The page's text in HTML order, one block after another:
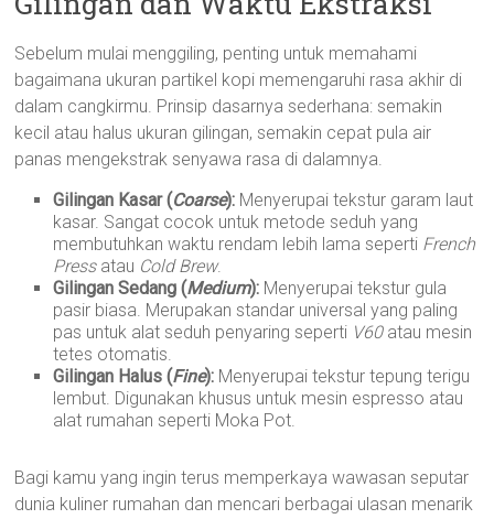
Sebelum mulai menggiling, penting untuk memahami
bagaimana ukuran partikel kopi memengaruhi rasa akhir di
dalam cangkirmu. Prinsip dasarnya sederhana: semakin
kecil atau halus ukuran gilingan, semakin cepat pula air
panas mengekstrak senyawa rasa di dalamnya.
Gilingan Kasar (Coarse): Menyerupai tekstur garam laut
kasar. Sangat cocok untuk metode seduh yang
membutuhkan waktu rendam lebih lama seperti French
Pressatau Cold Brew.
Gilingan Sedang (Medium): Menyerupai tekstur gula
pasir biasa. Merupakan standar universal yang paling
pas untuk alat seduh penyaring seperti V60atau mesin
tetes otomatis.
Gilingan Halus (Fine): Menyerupai tekstur tepung terigu
lembut. Digunakan khusus untuk mesin espresso atau
alat rumahan seperti Moka Pot.
Bagi kamu yang ingin terus memperkaya wawasan seputar
dunia kuliner rumahan dan mencari berbagai ulasan menarik